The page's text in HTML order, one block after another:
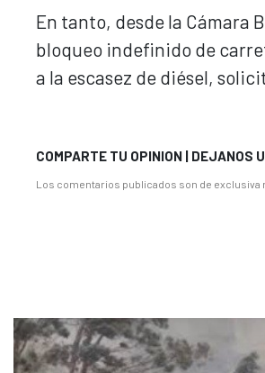
En tanto, desde la Cámara
bloqueo indefinido de
a la escasez de diésel,
COMPARTE TU OPINION | DEJANOS
Los comentarios publicados son de